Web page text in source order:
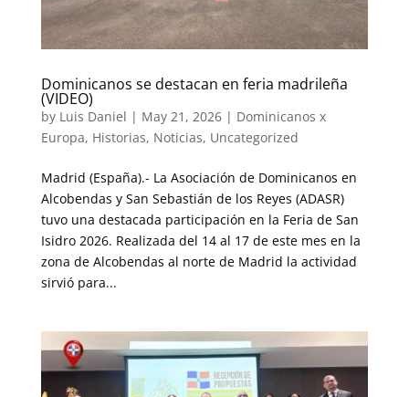
Dominicanos se destacan en feria madrileña
(VIDEO)
by Luis Daniel | May 21, 2026| Dominicanos x
Europa, Historias, Noticias, Uncategorized
Madrid (España).- La Asociación de Dominicanos en
Alcobendas y San Sebastián de los Reyes (ADASR)
tuvo una destacada participación en la Feria de San
Isidro 2026. Realizada del 14 al 17 de este mes en la
zona de Alcobendas al norte de Madrid la actividad
sirvió para...